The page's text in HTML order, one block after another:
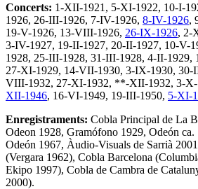
Concerts: 1-XII-1921, 5-XI-1922, 10-I-
1926, 26-III-1926, 7-IV-1926, 8-IV-1926,
19-V-1926, 13-VIII-1926, 26-IX-1926, 2-
3-IV-1927, 19-II-1927, 20-II-1927, 10-V-
1928, 25-III-1928, 31-III-1928, 4-II-1929,
27-XI-1929, 14-VII-1930, 3-IX-1930, 30-
VIII-1932, 27-XI-1932, **-XII-1932, 3-X-
XII-1946, 16-VI-1949, 19-III-1950, 5-XI-
Enregistraments: Cobla Principal de La
Odeon 1928, Gramófono 1929, Odeón
Odeón 1967, Àudio-Visuals de Sarrià
(Vergara 1962), Cobla Barcelona
Ekipo 1997), Cobla de Cambra de
2000).